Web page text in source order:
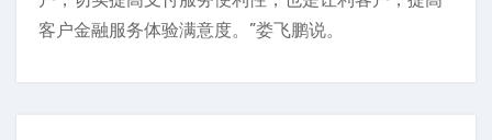
客户金融服务体验满意度。”娄飞鹏说。